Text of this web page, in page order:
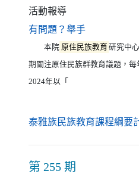
活動報導
有問題？舉手（另開新視
本院 原住民族教育 研究中
期關注原住民族群教育議題，每
2024年以「
泰雅族民族教育課程綱要
第 255 期